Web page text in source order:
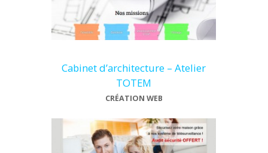
Cabinet d’architecture – Atelier
TOTEM
CRÉATION WEB